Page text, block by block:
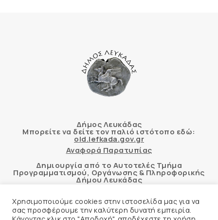
Δήμος Λευκάδας
Μπορείτε να δείτε τον παλιό ιστότοπο εδώ:
old.lefkada.gov.gr
Αναφορά Παρατυπίας
Δημιουργία από το Αυτοτελές Τμήμα
Προγραμματισμού, Οργάνωσης & Πληροφορικής
Δήμου Λευκάδας
Χρησιμοποιούμε cookies στην ιστοσελίδα μας για να
σας προσφέρουμε την καλύτερη δυνατή εμπειρία.